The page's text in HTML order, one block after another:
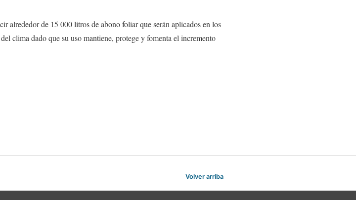
alrededor de 15 000 litros de abono foliar que serán aplicados en los
clima dado que su uso mantiene, protege y fomenta el incremento
Volver arriba